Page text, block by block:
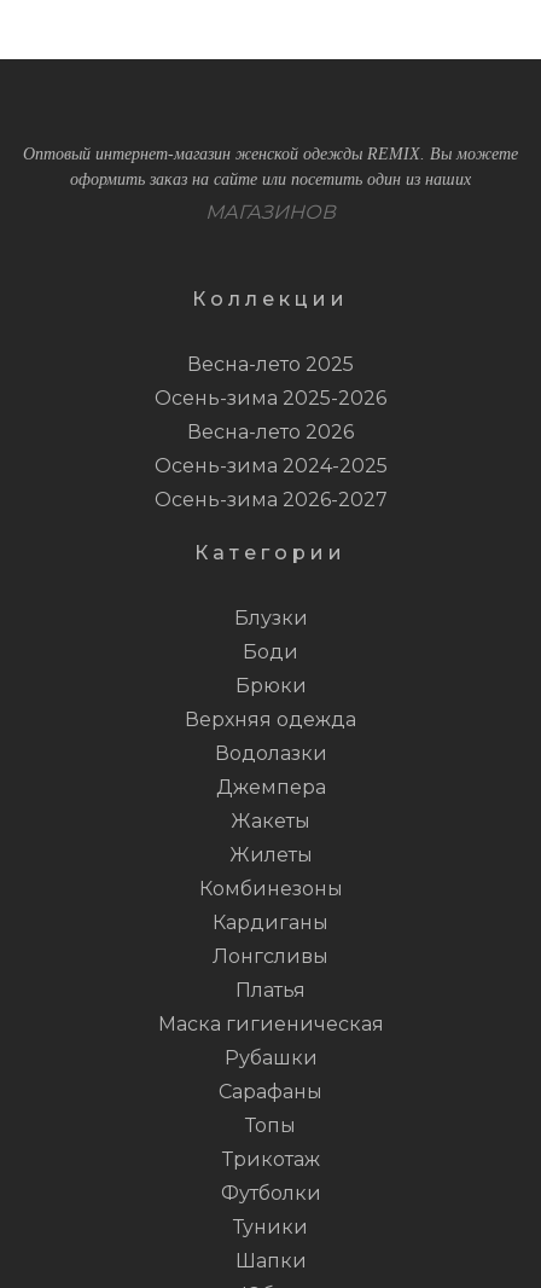
Оптовый интернет-магазин женской одежды REMIX. Вы можете
оформить заказ на сайте или посетить один из наших
МАГАЗИНОВ
Коллекции
Весна-лето 2025
Осень-зима 2025-2026
Весна-лето 2026
Осень-зима 2024-2025
Осень-зима 2026-2027
Категории
Блузки
Боди
Брюки
Верхняя одежда
Водолазки
Джемпера
Жакеты
Жилеты
Комбинезоны
Кардиганы
Лонгсливы
Платья
Маска гигиеническая
Рубашки
Сарафаны
Топы
Трикотаж
Футболки
Туники
Шапки